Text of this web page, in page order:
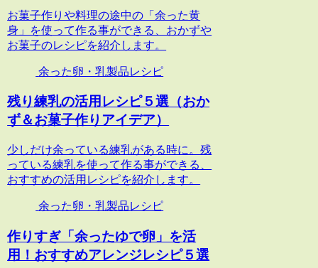
お菓子作りや料理の途中の「余った黄
身」を使って作る事ができる、おかずや
お菓子のレシピを紹介します。
余った卵・乳製品レシピ
残り練乳の活用レシピ５選（おか
ず＆お菓子作りアイデア）
少しだけ余っている練乳がある時に。残
っている練乳を使って作る事ができる、
おすすめの活用レシピを紹介します。
余った卵・乳製品レシピ
作りすぎ「余ったゆで卵」を活
用！おすすめアレンジレシピ５選